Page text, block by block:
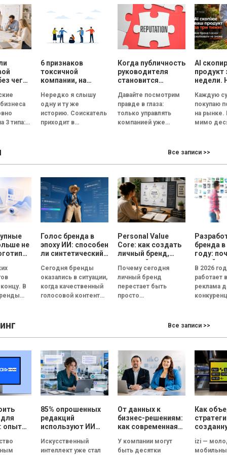
чего
3 типа:
это
6 признаков
токсичной
компании, на
обратить
внимание на
собеседовании
Нередко я слышу
одну и ту же
историю. Соискатель
приходит в
Когда публичность
руководителя
становится
репутации
Давайте посмотрим
правде в глаза:
только управлять
компанией уже
должен стать лицом
людей...
AI
продукт
недели.
сможет
Каждую
покупаю
на рынке.
мимо
примерно
похожий...
Все записи >>
не
В
а в
Голос бренда в
эпоху ИИ: способен
ли синтетический
эмоции и внушить
доверие, или все
бренды вскоре
будут звучать
Сегодня бренды
оказались в ситуации,
когда качественный
голосовой контент
правильные паузы и...
Personal Value
Core: как создать
личный бренд,
который
способствует
выбору, доверию и
статусу
Почему сегодня
личный бренд
перестает быть
просто
медийных личностей
профессионального
выбора, доверия и
личностного...
бренда в
году:
дизайн
рекламы
В 2026
работает
реклама
Все записи >>
опыт
85% опрошенных
редакций
используют ИИ
текстов, но ни
одна из них не
Искусственный
интеллект уже стал
От данных к
бизнес-решениям:
как современная
маркетинг
У компании могут
быть десятки
Как
людьми
izi и
izi —